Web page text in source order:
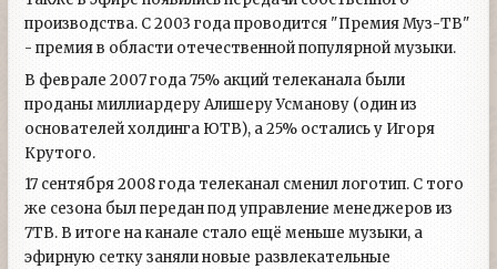
производства. С 2003 года проводится "Премия Муз-ТВ"
- премия в области отечественной популярной музыки.
В феврале 2007 года 75% акций телеканала были
проданы миллиардеру Алишеру Усманову (один из
основателей холдинга ЮТВ), а 25% остались у Игоря
Крутого.
17 сентября 2008 года телеканал сменил логотип. С того
же сезона был передан под управление менеджеров из
7ТВ. В итоге на канале стало ещё меньше музыки, а
эфирную сетку заняли новые развлекательные